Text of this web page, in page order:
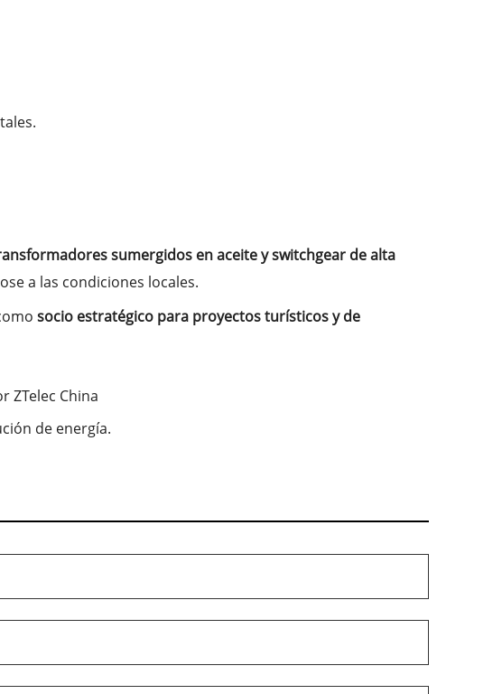
sumergidos en aceite y switchgear de alta
a las condiciones locales.
socio estratégico para proyectos turísticos y de
ZTelec China
de energía.